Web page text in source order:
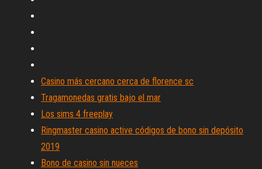
Casino más cercano cerca de florence sc
Tragamonedas gratis bajo el mar
Los sims 4 freeplay
Ringmaster casino active códigos de bono sin depósito
2019
Bono de casino sin nueces